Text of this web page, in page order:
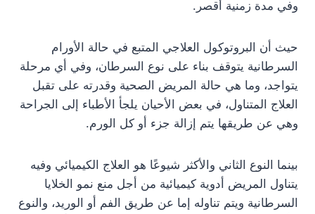
وفي مدة زمنية أقصر.
حيث أن البروتوكول العلاجي المتبع في حالة الأورام
السرطانية يتوقف بناء على نوع السرطان، وفي أي مرحلة
يتواجد، وما هي حالة المريض الصحية وقدرته على تقبل
العلاج المتناول، في بعض الأحيان يلجأ الأطباء إلى الجراحة
وهي عن طريقها يتم إزالة جزء أو كل الورم.
بينما النوع الثاني والأكثر شيوعًا هو العلاج الكيميائي وفيه
يتناول المريض أدوية كيميائية من أجل منع نمو الخلايا
السرطانية ويتم تناوله إما عن طريق الفم أو الوريد، والنوع